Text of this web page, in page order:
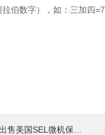
伯数字），如：三加四=7
SEL微机保护装置全系列